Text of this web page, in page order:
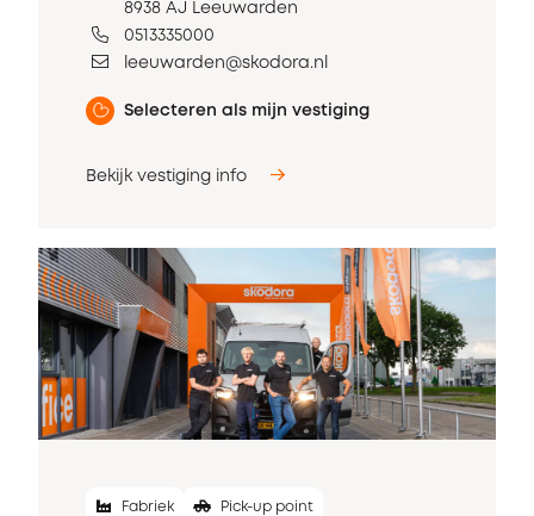
8938 AJ Leeuwarden
0513335000
leeuwarden@skodora.nl
Selecteren als mijn vestiging
Bekijk vestiging info
Fabriek Pick-up point